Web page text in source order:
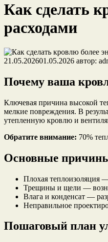
Как сделать
расходами
21.05.202601.05.2026 автор:
Почему ваша
Ключевая причина высокой
мелкие повреждения. В
утепленную кровлю и
Обратите внимание: 70%
Основные причины
Плохая теплоизоляция
Трещины и щели —
Влага и конденсат —
Неправильное
Пошаговый план